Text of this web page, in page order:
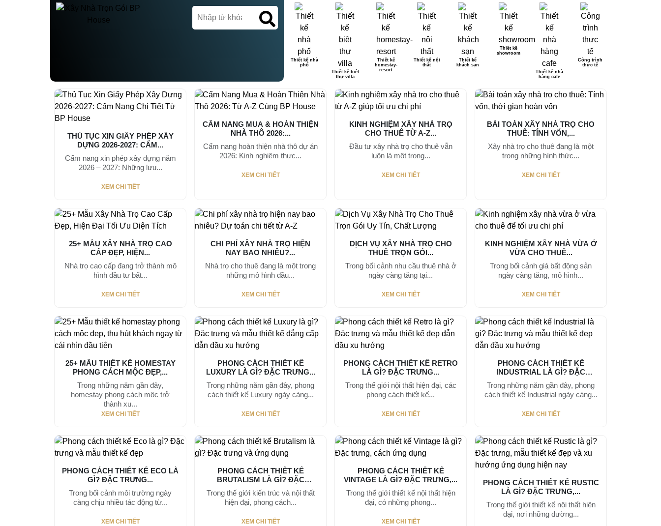
Thiết kế nhà
phố
Thiết kế biệt
thự villa
Thiết kế
homestay-
resort
Thiết kế nội
thất
Thiết kế
khách sạn
Thiết kế
showroom
Thiết kế nhà
hàng cafe
Công trình
thực tế
THỦ TỤC XIN GIẤY PHÉP XÂY
DỰNG 2026-2027: CẨM...
Cẩm nang xin phép xây dựng năm
2026 – 2027: Những lưu...
XEM CHI TIẾT
CẨM NANG MUA & HOÀN THIỆN
NHÀ THÔ 2026:...
Cẩm nang hoàn thiện nhà thô dự án
2026: Kinh nghiệm thực...
XEM CHI TIẾT
KINH NGHIỆM XÂY NHÀ TRỌ
CHO THUÊ TỪ A-Z...
Đầu tư xây nhà trọ cho thuê vẫn
luôn là một trong...
XEM CHI TIẾT
BÀI TOÁN XÂY NHÀ TRỌ CHO
THUÊ: TÍNH VỐN,...
Xây nhà trọ cho thuê đang là một
trong những hình thức...
XEM CHI TIẾT
25+ MẪU XÂY NHÀ TRỌ CAO
CẤP ĐẸP, HIỆN...
Nhà trọ cao cấp đang trở thành mô
hình đầu tư bất...
XEM CHI TIẾT
CHI PHÍ XÂY NHÀ TRỌ HIỆN
NAY BAO NHIÊU?...
Nhà trọ cho thuê đang là một trong
những mô hình đầu...
XEM CHI TIẾT
DỊCH VỤ XÂY NHÀ TRỌ CHO
THUÊ TRỌN GÓI...
Trong bối cảnh nhu cầu thuê nhà ở
ngày càng tăng tại...
XEM CHI TIẾT
KINH NGHIỆM XÂY NHÀ VỪA Ở
VỪA CHO THUÊ...
Trong bối cảnh giá bất động sản
ngày càng tăng, mô hình...
XEM CHI TIẾT
25+ MẪU THIẾT KẾ HOMESTAY
PHONG CÁCH MỘC ĐẸP,...
Trong những năm gần đây,
homestay phong cách mộc trở
thành xu...
XEM CHI TIẾT
PHONG CÁCH THIẾT KẾ
LUXURY LÀ GÌ? ĐẶC TRƯNG...
Trong những năm gần đây, phong
cách thiết kế Luxury ngày càng...
XEM CHI TIẾT
PHONG CÁCH THIẾT KẾ RETRO
LÀ GÌ? ĐẶC TRƯNG...
Trong thế giới nội thất hiện đại, các
phong cách thiết kế...
XEM CHI TIẾT
PHONG CÁCH THIẾT KẾ
INDUSTRIAL LÀ GÌ? ĐẶC
TRƯNG...
Trong những năm gần đây, phong
cách thiết kế Industrial ngày càng...
XEM CHI TIẾT
PHONG CÁCH THIẾT KẾ ECO LÀ
GÌ? ĐẶC TRƯNG...
Trong bối cảnh môi trường ngày
càng chịu nhiều tác động từ...
XEM CHI TIẾT
PHONG CÁCH THIẾT KẾ
BRUTALISM LÀ GÌ? ĐẶC
TRƯNG...
Trong thế giới kiến trúc và nội thất
hiện đại, phong cách...
XEM CHI TIẾT
PHONG CÁCH THIẾT KẾ
VINTAGE LÀ GÌ? ĐẶC TRƯNG,...
Trong thế giới thiết kế nội thất hiện
đại, có những phong...
XEM CHI TIẾT
PHONG CÁCH THIẾT KẾ RUSTIC
LÀ GÌ? ĐẶC TRƯNG,...
Trong thế giới thiết kế nội thất hiện
đại, nơi những đường...